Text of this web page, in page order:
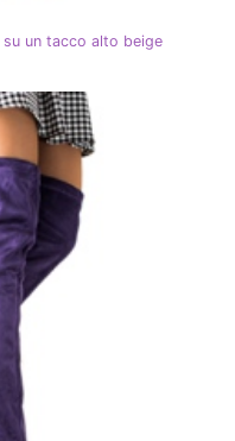
su un tacco alto beige